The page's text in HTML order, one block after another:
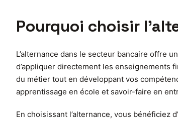
Pourquoi choisir
L’alternance dans le secteur bancaire offre
d’appliquer directement les enseignements
du métier tout en développant vos
apprentissage en école et savoir-faire en
En choisissant l’alternance, vous